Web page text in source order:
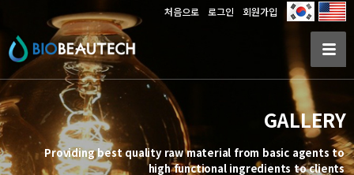
처음으로 로그인 회원가입
GALLERY
Providing best quality raw material from basic agents to
high functional ingredients to clients